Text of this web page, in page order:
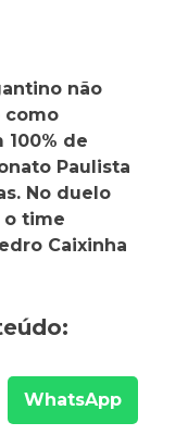
não
como
de
Paulista
No duelo
o time
Caixinha
WhatsApp